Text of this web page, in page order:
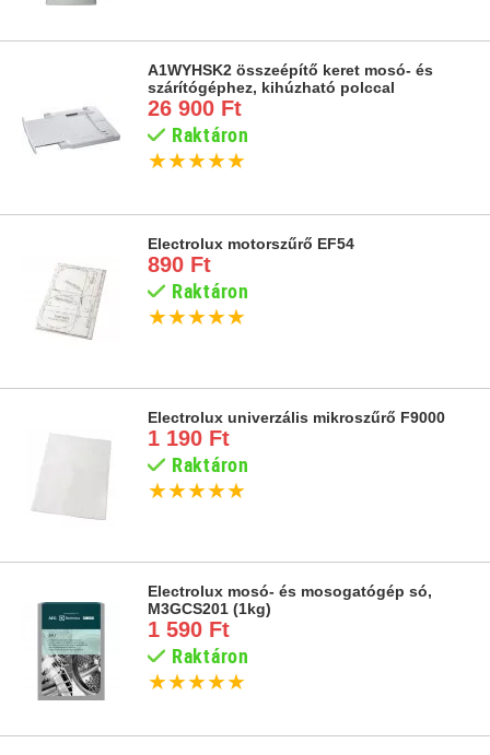
A1WYHSK2 összeépítő keret mosó- és
szárítógéphez, kihúzható polccal
26 900 Ft
Raktáron
★★★★★
Electrolux motorszűrő EF54
890 Ft
Raktáron
★★★★★
Electrolux univerzális mikroszűrő F9000
1 190 Ft
Raktáron
★★★★★
Electrolux mosó- és mosogatógép só,
M3GCS201 (1kg)
1 590 Ft
Raktáron
★★★★★